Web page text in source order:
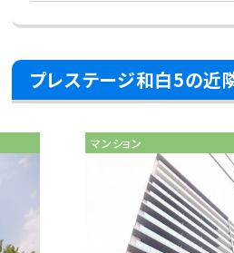
プレステージ和白5の近
マンション